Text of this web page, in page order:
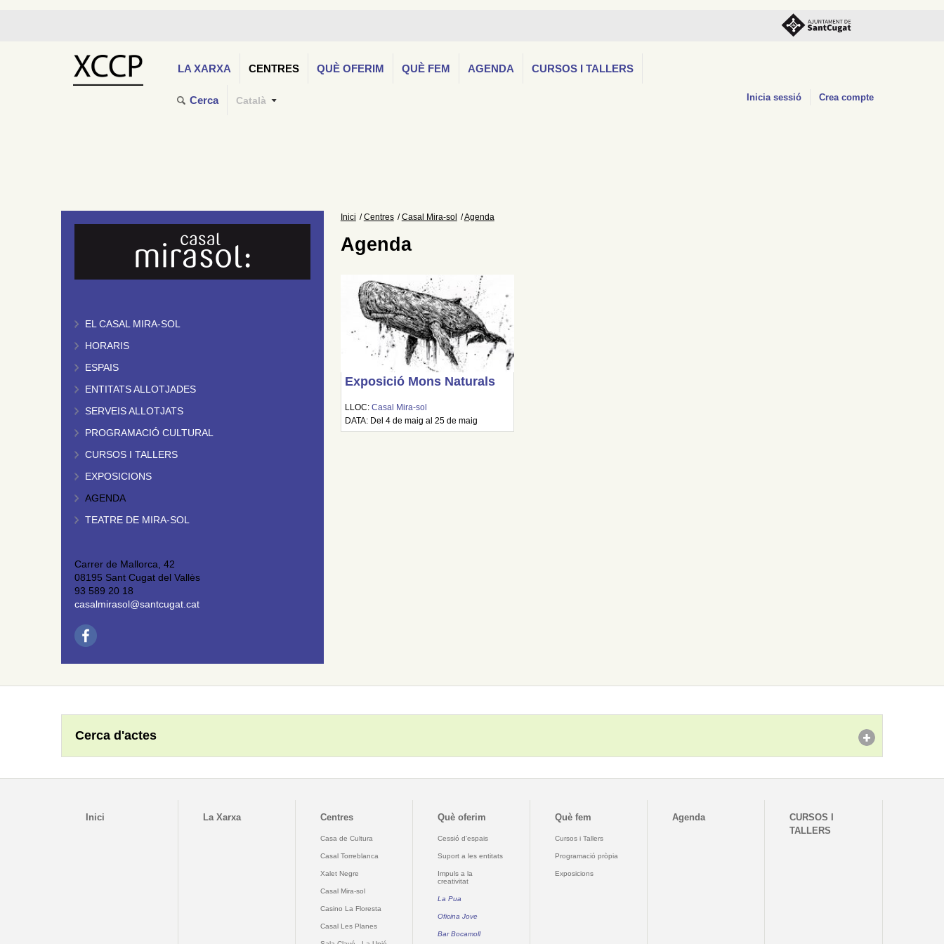
LA XARXA CENTRES QUÈ OFERIM QUÈ FEM AGENDA CURSOS I TALLERS
Cerca Català Inicia sessió Crea compte
EL CASAL MIRA-SOL
HORARIS
ESPAIS
ENTITATS ALLOTJADES
SERVEIS ALLOTJATS
PROGRAMACIÓ CULTURAL
CURSOS I TALLERS
EXPOSICIONS
AGENDA
TEATRE DE MIRA-SOL
Carrer de Mallorca, 42
08195 Sant Cugat del Vallès
93 589 20 18
casalmirasol@santcugat.cat
Inici Centres Casal Mira-sol Agenda
Agenda
Exposició Mons Naturals
LLOC: Casal Mira-sol
DATA: Del 4 de maig al 25 de maig
Cerca d'actes
Inici La Xarxa Centres
Casa de Cultura
Casal Torreblanca
Xalet Negre
Casal Mira-sol
Casino La Floresta
Casal Les Planes
Què oferim
Cessió d'espais
Suport a les entitats
Impuls a la
creativitat
La Pua
Oficina Jove
Bar Bocamoll
Què fem
Cursos i Tallers
Programació pròpia
Exposicions
Agenda
CURSOS I
TALLERS